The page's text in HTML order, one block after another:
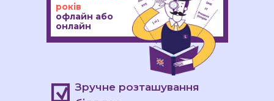
офлайн або
онлайн
років
Зручне розташування